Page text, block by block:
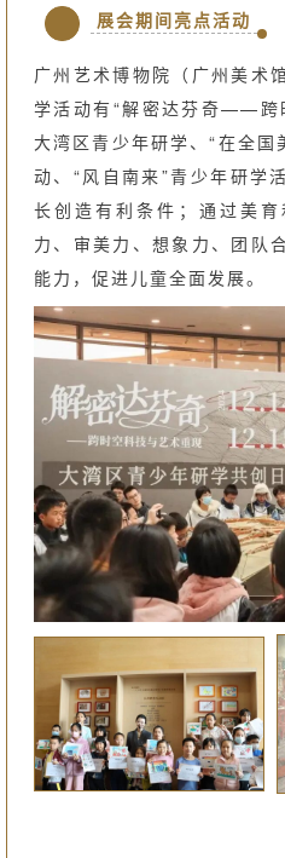
展会期间亮点活动
广州艺术博物院（广州美术
学活动有“解密达芬奇——跨
大湾区青少年研学、“在全
动、“风自南来”青少年研学
长创造有利条件；通过美
力、审美力、想象力、团队
能力，促进儿童全面发展。